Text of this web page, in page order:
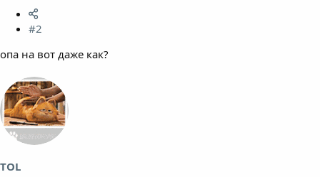
#2
опа на вот даже как?
TOL